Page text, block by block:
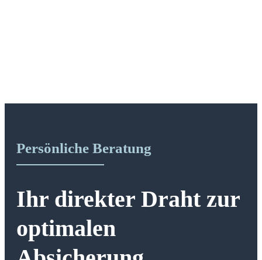
Persönliche Beratung
Ihr direkter Draht zur
optimalen